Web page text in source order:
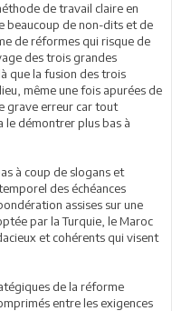
de travail claire en
beaucoup de non-dits et de
de réformes qui risque de
des trois grandes
que la fusion des trois
même une fois apurées de
grave erreur car tout
le démontrer plus bas à
à coup de slogans et
des échéances
assises sur une
par la Turquie, le Maroc
et cohérents qui visent
de la réforme
entre les exigences